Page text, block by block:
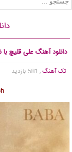
دانلود آهنگ علی قلیچ با
تک آهنگ , 581 بازدید